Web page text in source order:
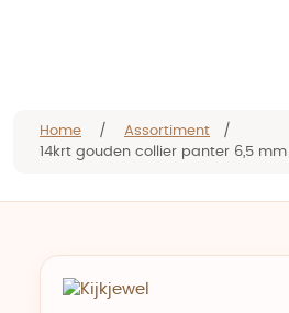
Home / Assortiment
/
14krt gouden collier panter 6,5